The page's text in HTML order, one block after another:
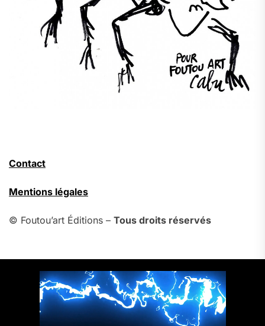
Contact
Mentions légales
© Foutou’art Éditions – Tous droits réservés